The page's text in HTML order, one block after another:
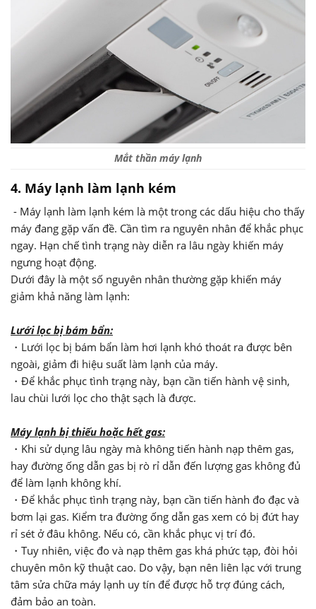
Mắt thần máy lạnh
4. Máy lạnh làm lạnh kém
- Máy lạnh làm lạnh kém là một trong các dấu hiệu cho thấy
máy đang gặp vấn đề. Cần tìm ra nguyên nhân để khắc phục
ngay. Hạn chế tình trạng này diễn ra lâu ngày khiến máy
ngưng hoạt động.
Dưới đây là một số nguyên nhân thường gặp khiến máy
giảm khả năng làm lạnh:
Lưới lọc bị bám bẩn:
・Lưới lọc bị bám bẩn làm hơi lạnh khó thoát ra được bên
ngoài, giảm đi hiệu suất làm lạnh của máy.
・Để khắc phục tình trạng này, bạn cần tiến hành vệ sinh,
lau chùi lưới lọc cho thật sạch là được.
Máy lạnh bị thiếu hoặc hết gas:
・Khi sử dụng lâu ngày mà không tiến hành nạp thêm gas,
hay đường ống dẫn gas bị rò rỉ dẫn đến lượng gas không đủ
để làm lạnh không khí.
・Để khắc phục tình trạng này, bạn cần tiến hành đo đạc và
bơm lại gas. Kiểm tra đường ống dẫn gas xem có bị đứt hay
rỉ sét ở đâu không. Nếu có, cần khắc phục vị trí đó.
・Tuy nhiên, việc đo và nạp thêm gas khá phức tạp, đòi hỏi
chuyên môn kỹ thuật cao. Do vậy, bạn nên liên lạc với trung
tâm sửa chữa máy lạnh uy tín để được hỗ trợ đúng cách,
đảm bảo an toàn.